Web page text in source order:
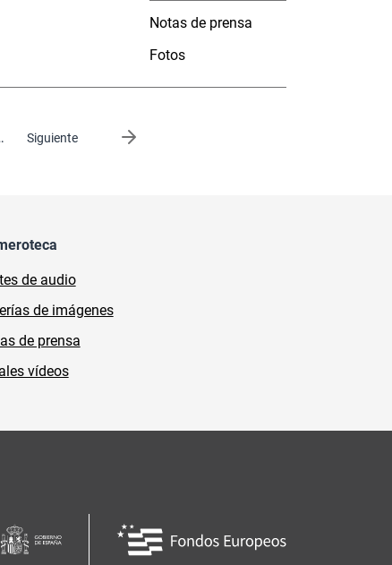
Notas de prensa
Fotos
Siguiente
página
de audio
de imágenes
de prensa
vídeos